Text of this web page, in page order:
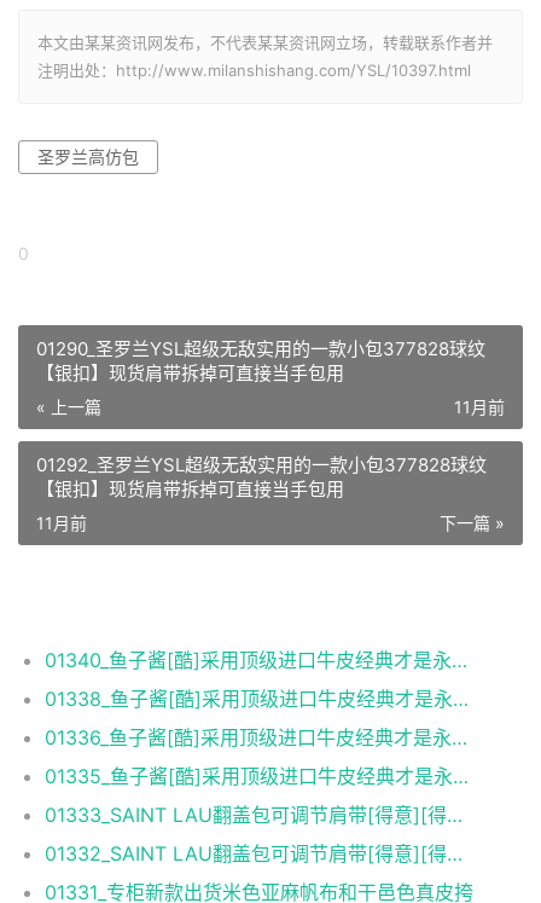
本文由某某资讯网发布，不代表某某资讯网立场，转载联系作者并
注明出处：http://www.milanshishang.com/YSL/10397.html
圣罗兰高仿包
0
01290_圣罗兰YSL超级无敌实用的一款小包377828球纹
【银扣】现货肩带拆掉可直接当手包用
« 上一篇 11月前
01292_圣罗兰YSL超级无敌实用的一款小包377828球纹
【银扣】现货肩带拆掉可直接当手包用
下一篇 »
11月前
01340_鱼子酱[酷]采用顶级进口牛皮经典才是永恒！
01338_鱼子酱[酷]采用顶级进口牛皮经典才是永恒！
01336_鱼子酱[酷]采用顶级进口牛皮经典才是永恒！
01335_鱼子酱[酷]采用顶级进口牛皮经典才是永恒！
01333_SAINT LAU翻盖包可调节肩带[得意][得意]小牛皮
01332_SAINT LAU翻盖包可调节肩带[得意][得意]小牛皮
01331_专柜新款出货米色亚麻帆布和干邑色真皮挎